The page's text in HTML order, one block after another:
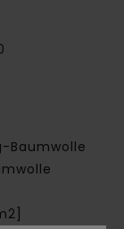
Baumwolle